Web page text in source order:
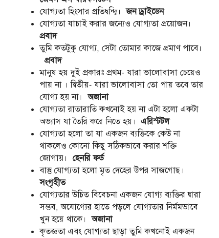
যোগ্যতা হিংসার প্রতিদ্বন্দ্বি। জন ড্রাইডেন
যোগ্যতা যাচাই করার জন্যেও যোগ্যতা প্রয়োজন।
প্রবাদ
তুমি কতটুকু যোগ্য, সেটা তোমার কাজে প্রমাণ পাবে।
প্রবাদ
মানুষ হয় দুই প্রকারঃ প্রথম- যারা ভালোবাসা চেয়েও
পায় না । দ্বিতীয়- যারা ভালোবাসা তো পায় তবে তার
যোগ্য হয় না।অজানা
যোগ্যতা রাতারাতি কখনোই হয় না এটা হলো একটা
অভ্যাস যা তৈরি করে নিতে হয়। এরিস্টটল
যোগ্যতা হলো তা যা একজন ব্যক্তিকে কেউ না
থাকলেও কোনো কিছু সঠিকভাবে করার শক্তি
জোগায়। হেনরি ফর্ড
বাস্তু যোগ্যতা হলো মৃত দেহের উপর সাজগোছ।
সংগৃহীত
যোগ্যতার উচিত বিবেচনা একজন যোগ্য ব্যক্তির দ্বারা
সম্ভব, অযোগ্যের হাতে পড়লে যোগ্যতার নির্মমভাবে
খুন হয়ে থাকে।অজানা
কৃতজ্ঞতা এবং যোগ্যতা ছাড়া তুমি কখনোই একজন